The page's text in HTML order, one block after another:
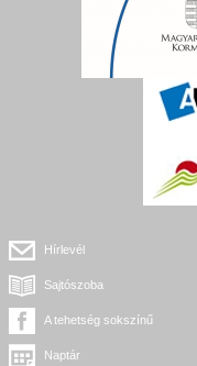
Hírlevél
Sajtószoba
A tehetség sokszínű
Naptár